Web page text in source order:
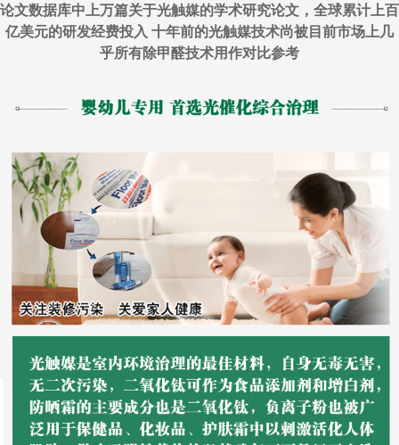
论文数据库中上万篇关于光触媒的学术研究论文，全球累计上百
亿美元的研发经费投入 十年前的光触媒技术尚被目前市场上几
乎所有除甲醛技术用作对比参考